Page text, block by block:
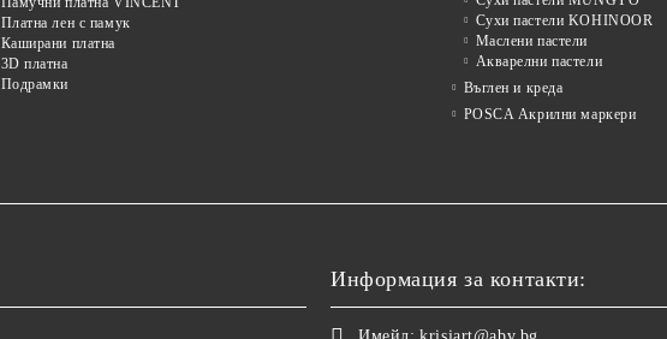
Платна лен с памук
Каширани платна
3D платна
Подрамки
Сухи пастели KOHINOOR
Маслени пастели
Акварелни пастели
Въглен и креда
POSCA Акрилни маркери
Информация за контакти: